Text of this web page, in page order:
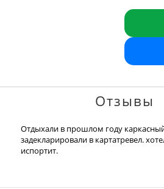
Отзывы
Отдыхали в прошлом году
задекларировали в картатревел.
испортит.